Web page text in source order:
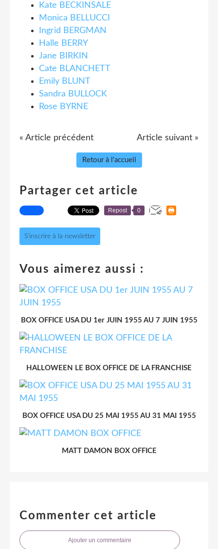
Kate BECKINSALE
Monica BELLUCCI
Ingrid BERGMAN
Halle BERRY
Jane BIRKIN
Cate BLANCHETT
Emily BLUNT
Sandra BULLOCK
Rose BYRNE
« Article précédent Article suivant »
Retour à l'accueil
Partager cet article
Repost 0
S'inscrire à la newsletter
Vous aimerez aussi :
BOX OFFICE USA DU 1er JUIN 1955 AU 7 JUIN 1955
HALLOWEEN LE BOX OFFICE DE LA FRANCHISE
BOX OFFICE USA DU 25 MAI 1955 AU 31 MAI 1955
MATT DAMON BOX OFFICE
Commenter cet article
Ajouter un commentaire